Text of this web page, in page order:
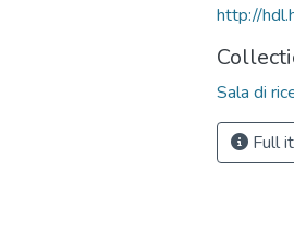
http://
Sala di
Full